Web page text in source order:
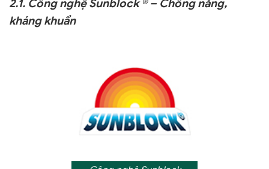
2.1. Công nghệ Sunblock ® – Chống nắng,
kháng khuẩn